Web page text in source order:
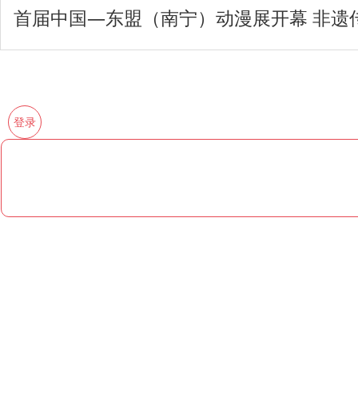
首届中国—东盟（南宁）动漫展开幕 非遗
登录